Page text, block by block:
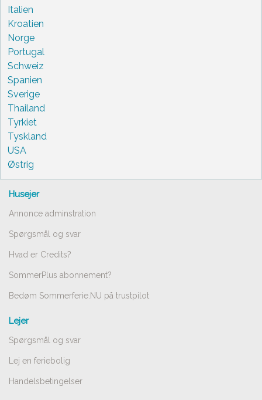
Italien
Kroatien
Norge
Portugal
Schweiz
Spanien
Sverige
Thailand
Tyrkiet
Tyskland
USA
Østrig
Husejer
Annonce adminstration
Spørgsmål og svar
Hvad er Credits?
SommerPlus abonnement?
Bedøm Sommerferie.NU på trustpilot
Lejer
Spørgsmål og svar
Lej en feriebolig
Handelsbetingelser